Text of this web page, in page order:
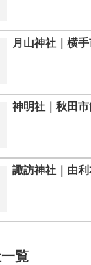
月山神社｜横
神明社｜秋田
諏訪神社｜由
覧